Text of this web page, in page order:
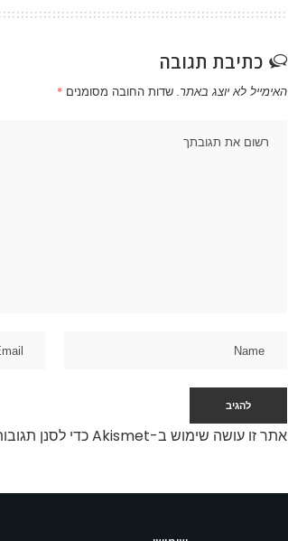
כתיבת תגובה
האימייל לא יוצג באתר. שדות החובה מסומנים *
אתר זו עושה שימוש ב-Akismet כדי לסנן תגובות זבל.